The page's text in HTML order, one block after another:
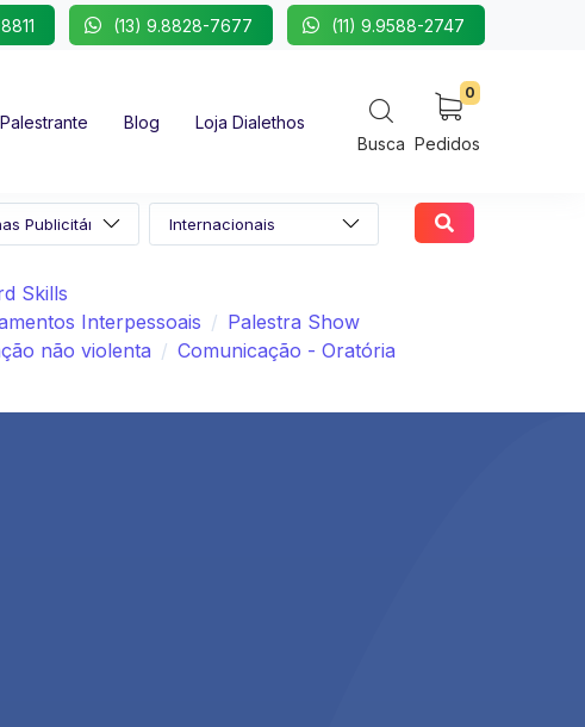
(13) 9.8828-7677 (11) 9.9588-2747
Blog
Loja Dialethos
Busca
0
Pedidos
Skills
Interpessoais
Palestra Show
não violenta
Comunicação - Oratória